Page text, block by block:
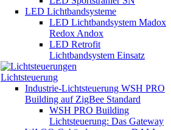
LED Lichtbandsysteme
LED Lichtbandsystem Madox
Redox Andox
LED Retrofit
Lichtbandsystem Einsatz
Lichtsteuerung
Industrie-Lichtsteuerung WSH PRO
Building auf ZigBee Standard
WSH PRO Building
Lichtsteuerung: Das Gateway